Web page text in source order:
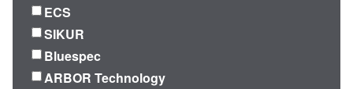
ECS
SIKUR
Bluespec
ARBOR Technology